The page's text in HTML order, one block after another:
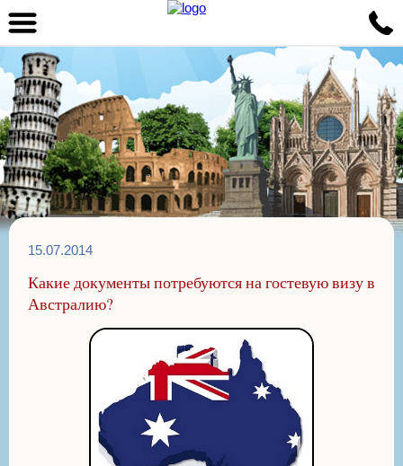
15.07.2014
Какие документы потребуются на гостевую визу в
Австралию?